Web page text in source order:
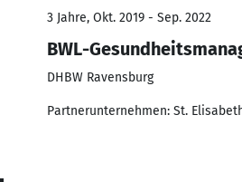
3 Jahre, Okt. 2019 - Sep. 2022
BWL-
DHBW Ravensburg
Partnerunternehmen: St.